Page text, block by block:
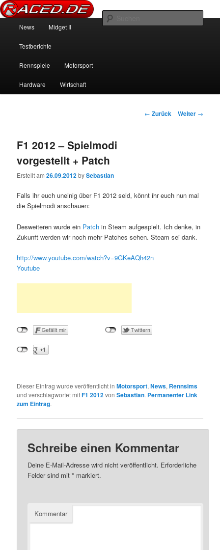
Raced.de
News über Rennspiele und der echten Autowelt
Zum Inhalt wechseln
Zum sekundären Inhalt wechseln
News Midget II
Testberichte
Rennspiele Motorsport
Hardware Wirtschaft
Beitrags-Navigation
← Zurück Weiter →
F1 2012 – Spielmodi
vorgestellt + Patch
Erstellt am26.09.2012bySebastian
Falls ihr euch uneinig über F1 2012 seid, könnt ihr euch nun mal
die Spielmodi anschauen:
Desweiteren wurde ein Patch in Steam aufgespielt. Ich denke, in
Zukunft werden wir noch mehr Patches sehen. Steam sei dank.
http://www.youtube.com/watch?v=9GKeAQh42n
Youtube
Dieser Eintrag wurde veröffentlicht inMotorsport,News, Rennsims
und verschlagwortet mitF1 2012vonSebastian. Permanenter Link
zum Eintrag.
Schreibe einen Kommentar
Deine E-Mail-Adresse wird nicht veröffentlicht. Erforderliche
Felder sind mit* markiert.
Kommentar